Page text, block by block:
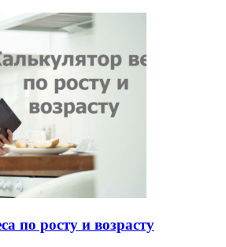
по росту и возрасту